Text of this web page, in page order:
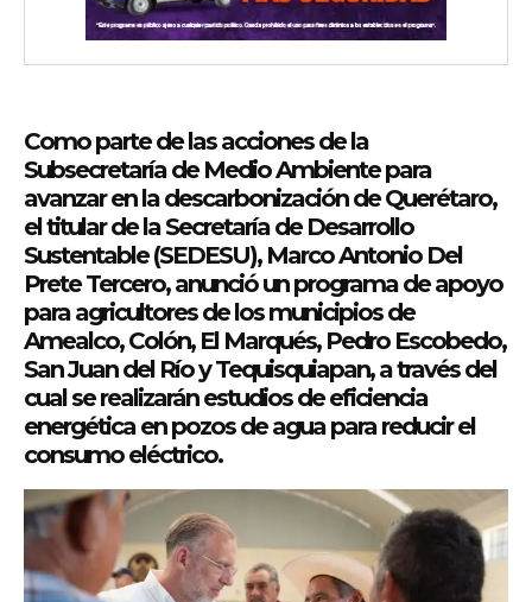
Como parte de las acciones de la
Subsecretaría de Medio Ambiente para
avanzar en la descarbonización de Querétaro,
el titular de la Secretaría de Desarrollo
Sustentable (SEDESU), Marco Antonio Del
Prete Tercero, anunció un programa de apoyo
para agricultores de los municipios de
Amealco, Colón, El Marqués, Pedro Escobedo,
San Juan del Río y Tequisquiapan, a través del
cual se realizarán estudios de eficiencia
energética en pozos de agua para reducir el
consumo eléctrico.